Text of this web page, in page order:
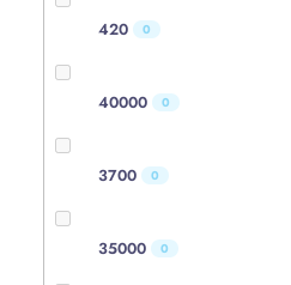
420 0
40000 0
3700 0
35000 0